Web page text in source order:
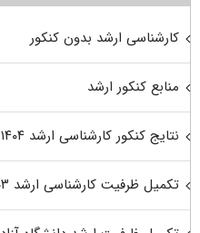
کارشناسی ارشد بدون کنکور
منابع کنکور ارشد
نتایج کنکور کارشناسی ارشد ۱۴۰۴
تکمیل ظرفیت کارشناسی ارشد ۱۴۰۳